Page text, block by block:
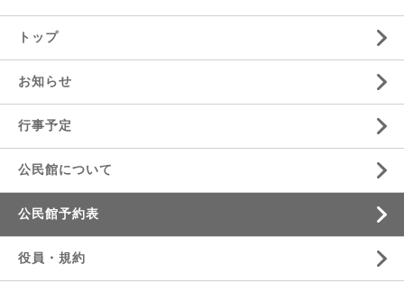
トップ
お知らせ
行事予定
公民館について
公民館予約表
役員・規約